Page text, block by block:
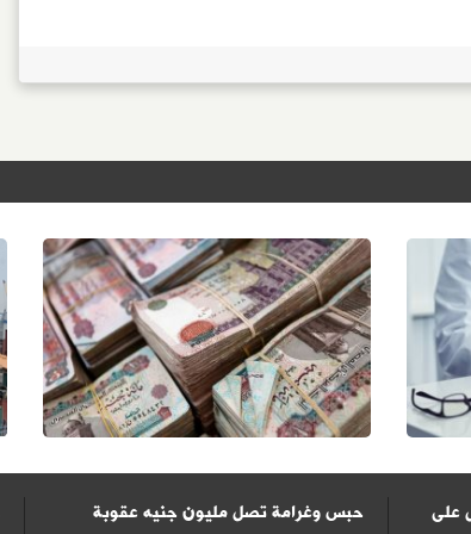
حبس وغرامة تصل مليون جنيه عقوبة
على